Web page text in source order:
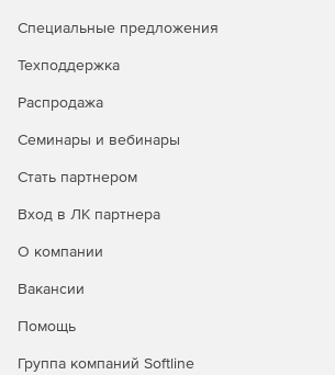
Специальные предложения
Техподдержка
Распродажа
Семинары и вебинары
Стать партнером
Вход в ЛК партнера
О компании
Вакансии
Помощь
Группа компаний Softline